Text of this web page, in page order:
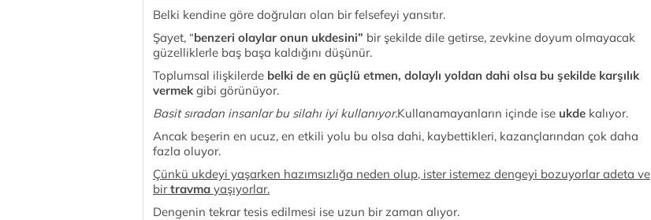
Belki kendine göre doğruları olan bir felsefeyi yansıtır.
Şayet, “benzeri olaylar onun ukdesini” bir şekilde dile getirse, zevkine doyum olmayacak
güzelliklerle baş başa kaldığını düşünür.
Toplumsal ilişkilerde belki de en güçlü etmen, dolaylı yoldan dahi olsa bu şekilde karşılık
vermekgibi görünüyor.
Basit sıradan insanlar bu silahı iyi kullanıyor.Kullanamayanların içinde ise ukde kalıyor.
Ancak beşerin en ucuz, en etkili yolu bu olsa dahi, kaybettikleri, kazançlarından çok daha
fazla oluyor.
Çünkü ukdeyi yaşarken hazımsızlığa neden olup, ister istemez dengeyi bozuyorlar adeta ve
birtravma yaşıyorlar.
Dengenin tekrar tesis edilmesi ise uzun bir zaman alıyor.